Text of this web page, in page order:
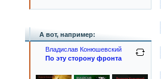
А вот, например:
Владислав Конюшевский
По эту сторону фронта